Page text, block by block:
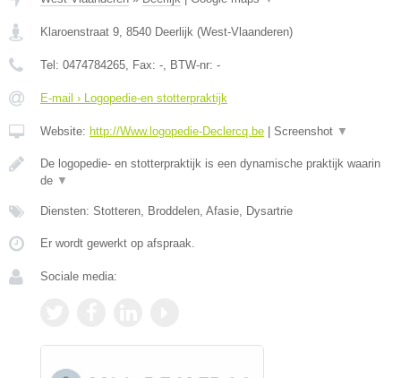
Klaroenstraat 9, 8540 Deerlijk (West-Vlaanderen)
Tel: 0474784265, Fax: -, BTW-nr: -
E-mail › Logopedie-en stotterpraktijk
Website: http://Www.logopedie-Declercq.be Screenshot ▼
De logopedie- en stotterpraktijk is een dynamische praktijk waarin
de ▼
Diensten: Stotteren, Broddelen, Afasie, Dysartrie
Er wordt gewerkt op afspraak.
Sociale media: